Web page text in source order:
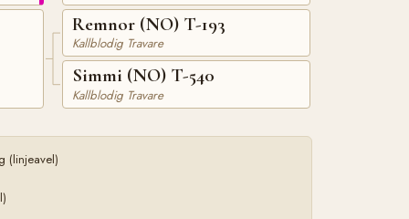
Remnor (NO) T-193
Kallblodig Travare
Simmi (NO) T-540
Kallblodig Travare
(linjeavel)